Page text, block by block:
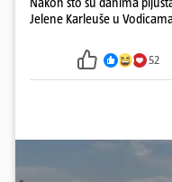
Jelene Karleuše u
blagdan Velike Gospe
52